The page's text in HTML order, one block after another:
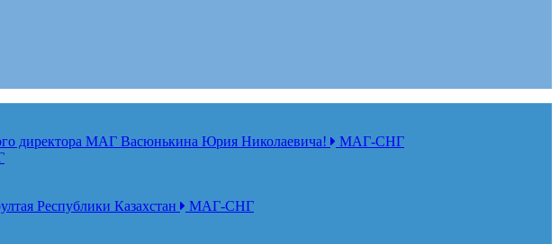
директора МАГ Васюнькина Юрия Николаевича!
МАГ-СНГ
Республики Казахстан
МАГ-СНГ